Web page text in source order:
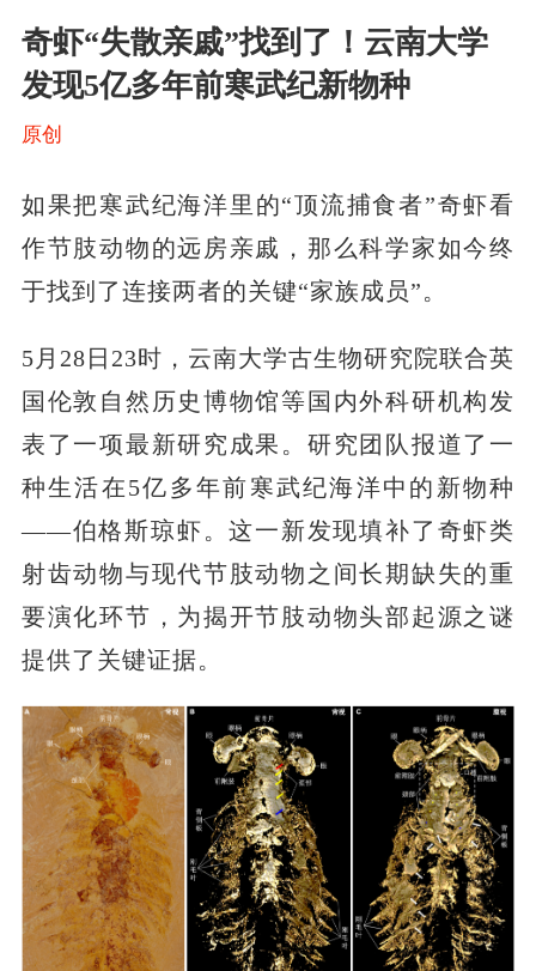
奇虾“失散亲戚”找到了！云南大学
发现5亿多年前寒武纪新物种
原创
如果把寒武纪海洋里的“顶流捕食者”奇虾看
作节肢动物的远房亲戚，那么科学家如今终
于找到了连接两者的关键“家族成员”。
5月28日23时，云南大学古生物研究院联合英
国伦敦自然历史博物馆等国内外科研机构发
表了一项最新研究成果。研究团队报道了一
种生活在5亿多年前寒武纪海洋中的新物种
——伯格斯琼虾。这一新发现填补了奇虾类
射齿动物与现代节肢动物之间长期缺失的重
要演化环节，为揭开节肢动物头部起源之谜
提供了关键证据。